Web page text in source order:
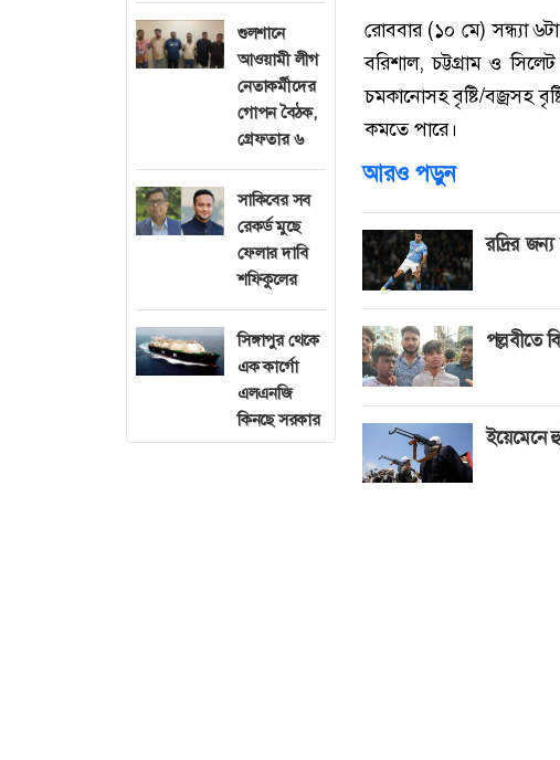
গুলশানে
আওয়ামী লীগ
নেতাকর্মীদের
গোপন বৈঠক,
গ্রেফতার ৬
সাকিবের সব
রেকর্ড মুছে
ফেলার দাবি
শফিকুলের
সিঙ্গাপুর থেকে
এক কার্গো
এলএনজি
কিনছে সরকার
রোববার (১০ মে) সন্ধ্যা
বরিশাল, চট্টগ্রাম ও
চমকানোসহ বৃষ্টি/বজ্রসহ
কমতে পারে।
আরও পড়ুন
রদ্রির
পল্লবীতে
ইয়েমেনে